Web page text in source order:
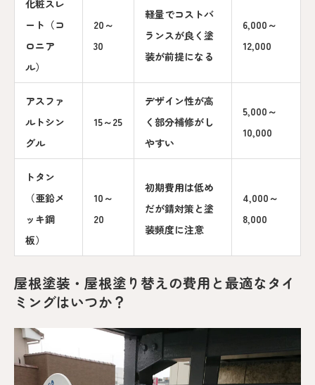
化粧スレ
ート（コ
ロニア
ル）
20～
30
軽量でコストバ
ランスが良く塗
装が前提になる
6,000～
12,000
アスファ
ルトシン
グル
15～25
デザイン性が高
く部分補修がし
やすい
5,000～
10,000
トタン
（亜鉛メ
ッキ鋼
板）
10～
20
初期費用は低め
だが錆対策と塗
装頻度に注意
4,000～
8,000
屋根塗装・屋根塗り替えの費用と最適なタイ
ミングはいつか？